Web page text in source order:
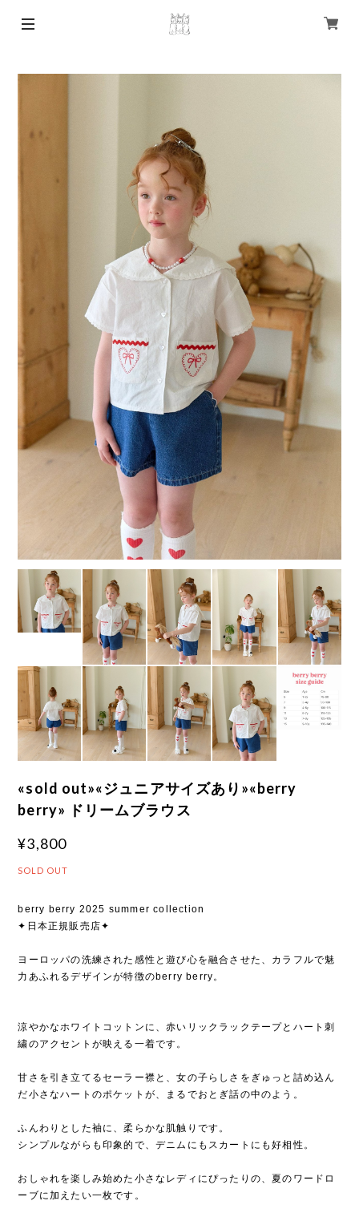
«sold out»«ジュニアサイズあり»«berry
berry» ドリームブラウス
¥3,800
SOLD OUT
berry berry 2025 summer collection
✦日本正規販売店✦
ヨーロッパの洗練された感性と遊び心を融合させた、カラフルで魅
力あふれるデザインが特徴のberry berry。
涼やかなホワイトコットンに、赤いリックラックテープとハート刺
繍のアクセントが映える一着です。
甘さを引き立てるセーラー襟と、女の子らしさをぎゅっと詰め込ん
だ小さなハートのポケットが、まるでおとぎ話の中のよう。
ふんわりとした袖に、柔らかな肌触りです。
シンプルながらも印象的で、デニムにもスカートにも好相性。
おしゃれを楽しみ始めた小さなレディにぴったりの、夏のワードロ
ーブに加えたい一枚です。